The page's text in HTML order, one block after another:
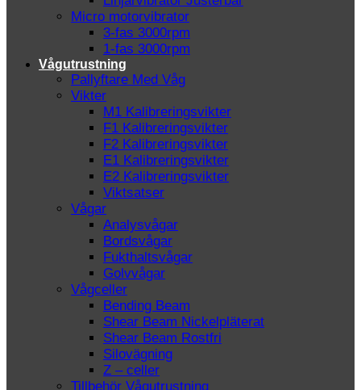
Micro motorvibrator
3-fas 3000rpm
1-fas 3000rpm
Vågutrustning
Pallyftare Med Våg
Vikter
M1 Kalibreringsvikter
F1 Kalibreringsvikter
F2 Kalibreringsvikter
E1 Kalibreringsvikter
E2 Kalibreringsvikter
Viktsatser
Vågar
Analysvågar
Bordsvågar
Fukthaltsvågar
Golvvågar
Vågceller
Bending Beam
Shear Beam Nickelpläterat
Shear Beam Rostfri
Silovägning
Z – celler
Tillbehör Vågutrustning